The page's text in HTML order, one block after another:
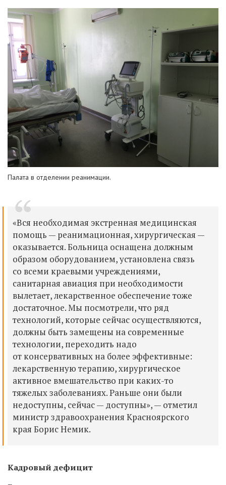
Палата в отделении реанимации.
«Вся необходимая экстренная медицинская
помощь — реанимационная, хирургическая —
оказывается. Больница оснащена должным
образом оборудованием, установлена связь
со всеми краевыми учреждениями,
санитарная авиация при необходимости
вылетает, лекарственное обеспечение тоже
достаточное. Мы посмотрели, что ряд
технологий, которые сейчас осуществляются,
должны быть замещены на современные
технологии, переходить надо
от консервативных на более эффективные:
лекарственную терапию, хирургическое
активное вмешательство при каких-то
тяжелых заболеваниях. Раньше они были
недоступны, сейчас — доступны», — отметил
министр здравоохранения Красноярского
края Борис Немик.
Кадровый дефицит